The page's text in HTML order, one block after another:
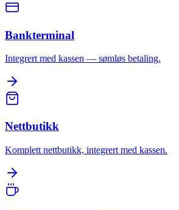
Bankterminal
Integrert med kassen — sømløs betaling.
Nettbutikk
Komplett nettbutikk, integrert med kassen.